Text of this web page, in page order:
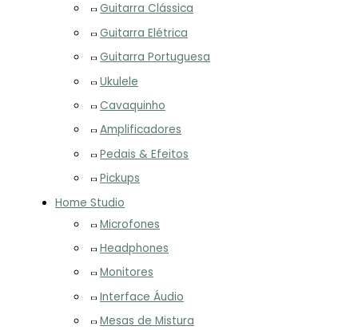
Guitarra Clássica
Guitarra Elétrica
Guitarra Portuguesa
Ukulele
Cavaquinho
Amplificadores
Pedais & Efeitos
Pickups
Home Studio
Microfones
Headphones
Monitores
Interface Áudio
Mesas de Mistura